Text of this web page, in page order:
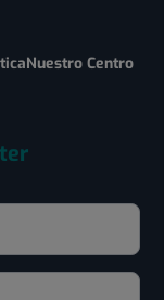
Nuestro Centro